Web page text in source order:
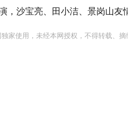
，沙宝亮、田小洁、景岗山友
家使用，未经本网授权，不得转载、摘